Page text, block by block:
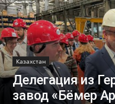
Казахстан
Делегация из
завод «Бёмер